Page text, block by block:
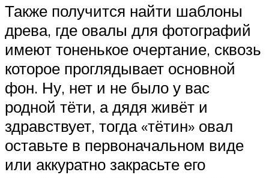
Также получится найти шаблоны
древа, где овалы для фотографий
имеют тоненькое очертание, сквозь
которое проглядывает основной
фон. Ну, нет и не было у вас
родной тёти, а дядя живёт и
здравствует, тогда «тётин» овал
оставьте в первоначальном виде
или аккуратно закрасьте его